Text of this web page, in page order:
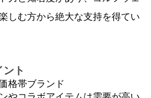
しむ方から絶大な支持を得てい
ト
格帯ブランド